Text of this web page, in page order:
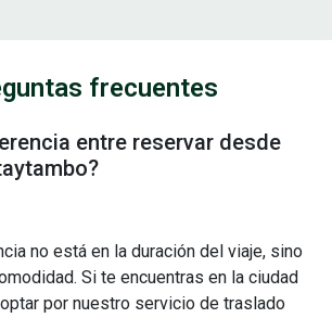
frecuentes
entre reservar desde
no está en la duración del viaje, sino
Si te encuentras en la ciudad
por nuestro servicio de traslado